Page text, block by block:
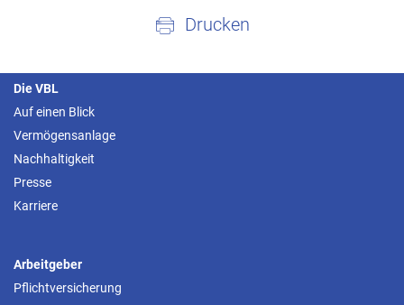
Drucken
Die VBL
Auf einen Blick
Vermögensanlage
Nachhaltigkeit
Presse
Karriere
Arbeitgeber
Pflichtversicherung